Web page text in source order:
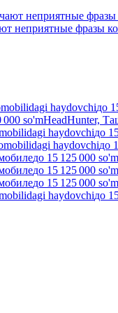
неприятные фразы
haydovchiдо
000 so'mHeadHunter,
haydovchiдо
haydovchiдо
до 15 125 000 so'm
до 15 125 000 so'm
до 15 125 000 so'm
haydovchiдо